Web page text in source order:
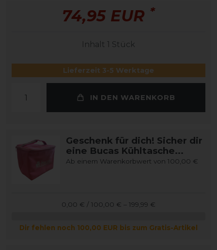
74,95 EUR *
Inhalt 1 Stück
Lieferzeit 3-5 Werktage
IN DEN WARENKORB
Geschenk für dich! Sicher dir
eine Bucas Kühltasche...
Ab einem Warenkorbwert von 100,00 €
0,00 € / 100,00 € – 199,99 €
Dir fehlen noch 100,00 EUR bis zum Gratis-Artikel